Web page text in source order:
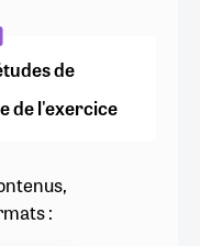
de
de l'exercice
: